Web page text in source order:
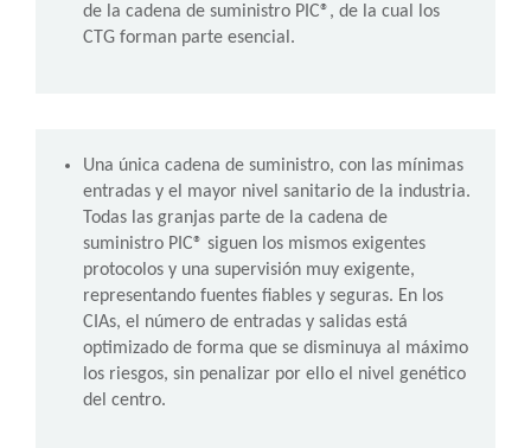
de la cadena de suministro PIC®, de la cual los
CTG forman parte esencial.
Una única cadena de suministro, con las mínimas
entradas y el mayor nivel sanitario de la industria.
Todas las granjas parte de la cadena de
suministro PIC® siguen los mismos exigentes
protocolos y una supervisión muy exigente,
representando fuentes fiables y seguras. En los
CIAs, el número de entradas y salidas está
optimizado de forma que se disminuya al máximo
los riesgos, sin penalizar por ello el nivel genético
del centro.